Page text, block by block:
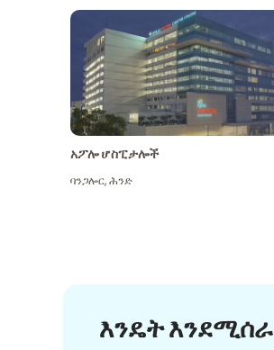
አፖሎ ሆስፒታሎች
ባንጋሎር,ሕንድ
እንዴት እንደሚሰራ